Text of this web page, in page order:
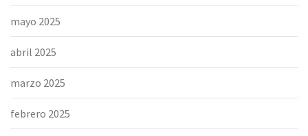
mayo 2025
abril 2025
marzo 2025
febrero 2025